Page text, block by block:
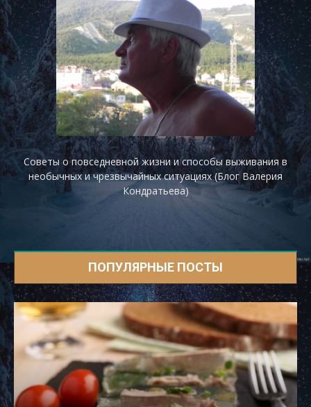
Советы о повседневной жизни и способы выживания в
необычных и чрезвычайных ситуациях (Блог Валерия
Кондратьева)
ПОПУЛЯРНЫЕ ПОСТЫ